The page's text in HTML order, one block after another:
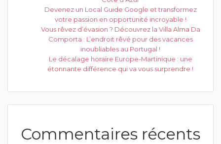
Devenez un Local Guide Google et transformez
votre passion en opportunité incroyable !
Vous rêvez d’évasion ? Découvrez la Villa Alma Da
Comporta : L’endroit rêvé pour des vacances
inoubliables au Portugal !
Le décalage horaire Europe-Martinique : une
étonnante différence qui va vous surprendre !
Commentaires récents